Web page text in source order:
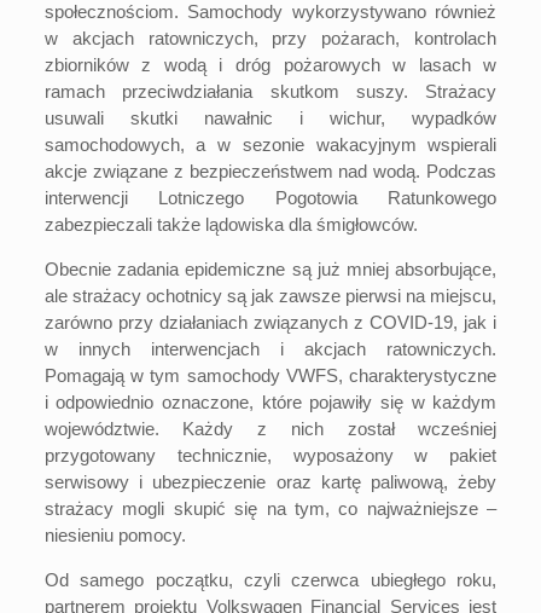
społecznościom. Samochody wykorzystywano również
w akcjach ratowniczych, przy pożarach, kontrolach
zbiorników z wodą i dróg pożarowych w lasach w
ramach przeciwdziałania skutkom suszy. Strażacy
usuwali skutki nawałnic i wichur, wypadków
samochodowych, a w sezonie wakacyjnym wspierali
akcje związane z bezpieczeństwem nad wodą. Podczas
interwencji Lotniczego Pogotowia Ratunkowego
zabezpieczali także lądowiska dla śmigłowców.
Obecnie zadania epidemiczne są już mniej absorbujące,
ale strażacy ochotnicy są jak zawsze pierwsi na miejscu,
zarówno przy działaniach związanych z COVID-19, jak i
w innych interwencjach i akcjach ratowniczych.
Pomagają w tym samochody VWFS, charakterystyczne
i odpowiednio oznaczone, które pojawiły się w każdym
województwie. Każdy z nich został wcześniej
przygotowany technicznie, wyposażony w pakiet
serwisowy i ubezpieczenie oraz kartę paliwową, żeby
strażacy mogli skupić się na tym, co najważniejsze –
niesieniu pomocy.
Od samego początku, czyli czerwca ubiegłego roku,
partnerem projektu Volkswagen Financial Services jest